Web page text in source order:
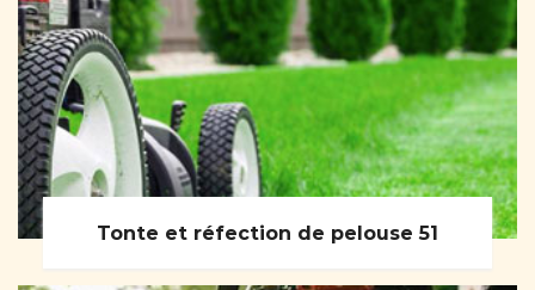
Tonte et réfection de pelouse 51